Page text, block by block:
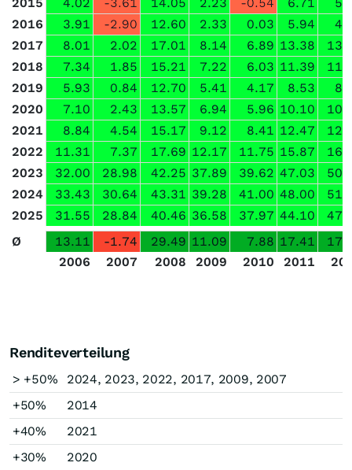
2016
3.91 -2.90 12.60 2.33 0.03 5.94
2017
8.01 2.02 17.01 8.14 6.89 13.38
2018
7.34 1.85 15.21 7.22 6.03 11.39
2019
5.93 0.84 12.70 5.41 4.17 8.53
2020
7.10 2.43 13.57 6.94 5.96 10.10
2021
8.84 4.54 15.17 9.12 8.41 12.47
2022
11.31 7.37 17.69 12.17 11.75 15.87
2023
32.00 28.98 42.25 37.89 39.62 47.03
2024
33.43 30.64 43.31 39.28 41.00 48.00
2025
31.55 28.84 40.46 36.58 37.97 44.10
Ø
13.11 -1.74 29.49 11.09 7.88 17.41
2006
2007 2008 2009 2010 2011
Renditeverteilung
> +50%
2024, 2023, 2022, 2017, 2009, 2007
+50%
2014
+40%
2021
+30%
2020